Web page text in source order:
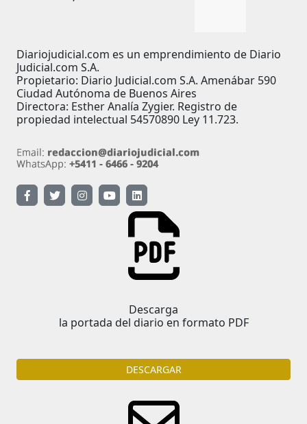
Diariojudicial.com es un emprendimiento de Diario
Judicial.com S.A.
Propietario: Diario Judicial.com S.A. Amenábar 590
Ciudad Autónoma de Buenos Aires
Directora: Esther Analía Zygier. Registro de
propiedad intelectual 54570890 Ley 11.723.
Descarga
la portada del diario en formato PDF
DESCARGAR